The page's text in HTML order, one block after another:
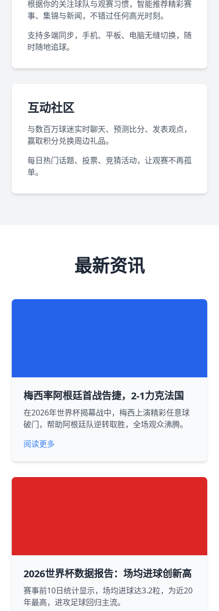
根据你的关注球队与观赛习惯，智能推荐精彩赛
事、集锦与新闻，不错过任何高光时刻。
支持多端同步，手机、平板、电脑无缝切换，随
时随地追球。
互动社区
与数百万球迷实时聊天、预测比分、发表观点，
赢取积分兑换周边礼品。
每日热门话题、投票、竞猜活动，让观赛不再孤
单。
最新资讯
梅西率阿根廷首战告捷，2-1力克法国
在2026年世界杯揭幕战中，梅西上演精彩任意球
破门，帮助阿根廷队逆转取胜，全场观众沸腾。
阅读更多
2026世界杯数据报告：场均进球创新高
赛事前10日统计显示，场均进球达3.2粒，为近20
年最高，进攻足球回归主流。